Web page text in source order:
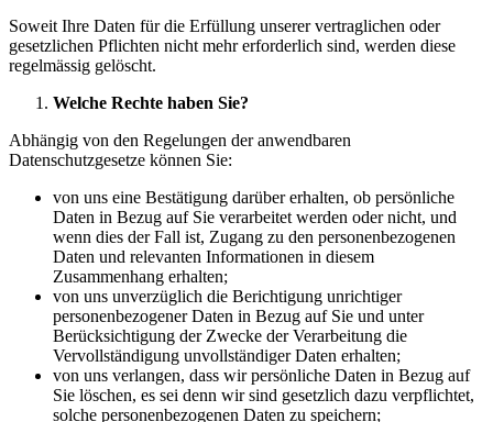
Soweit Ihre Daten für die Erfüllung unserer vertraglichen oder
gesetzlichen Pflichten nicht mehr erforderlich sind, werden diese
regelmässig gelöscht.
Welche Rechte haben Sie?
Abhängig von den Regelungen der anwendbaren
Datenschutzgesetze können Sie:
von uns eine Bestätigung darüber erhalten, ob persönliche
Daten in Bezug auf Sie verarbeitet werden oder nicht, und
wenn dies der Fall ist, Zugang zu den personenbezogenen
Daten und relevanten Informationen in diesem
Zusammenhang erhalten;
von uns unverzüglich die Berichtigung unrichtiger
personenbezogener Daten in Bezug auf Sie und unter
Berücksichtigung der Zwecke der Verarbeitung die
Vervollständigung unvollständiger Daten erhalten;
von uns verlangen, dass wir persönliche Daten in Bezug auf
Sie löschen, es sei denn wir sind gesetzlich dazu verpflichtet,
solche personenbezogenen Daten zu speichern;